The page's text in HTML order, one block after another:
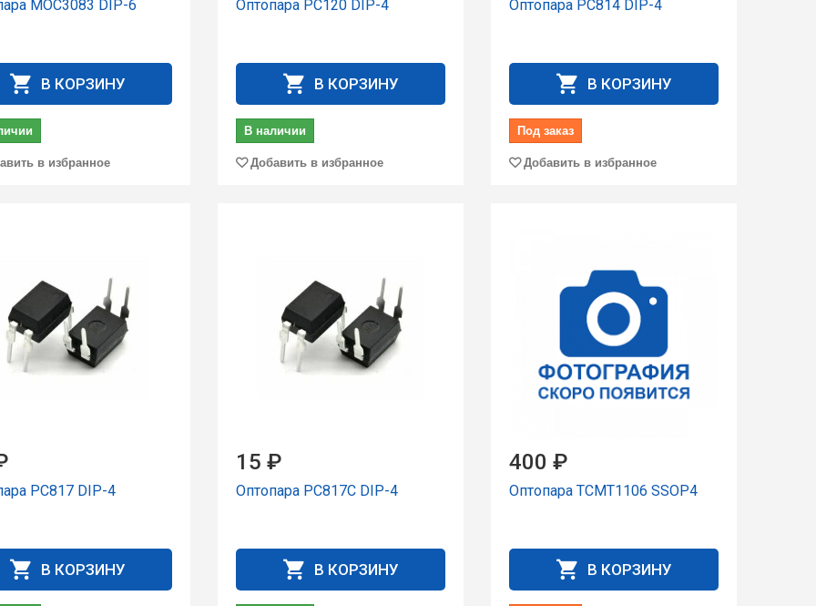
MOC3083 DIP-6
В КОРЗИНУ
в избранное
Оптопара PC120 DIP-4
В КОРЗИНУ
В наличии
Добавить в избранное
Оптопара PC814 DIP-4
В КОРЗИНУ
Под заказ
Добавить в избранное
PC817 DIP-4
В КОРЗИНУ
15 ₽
Оптопара PC817C DIP-4
В КОРЗИНУ
400 ₽
Оптопара TCMT1106 SSOP4
В КОРЗИНУ